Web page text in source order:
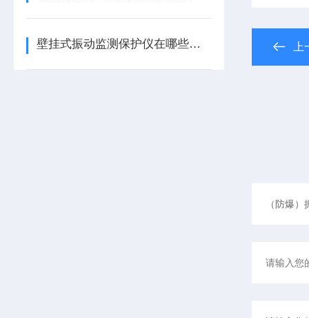
壁挂式振动监测保护仪在哪些领域有广泛应用？